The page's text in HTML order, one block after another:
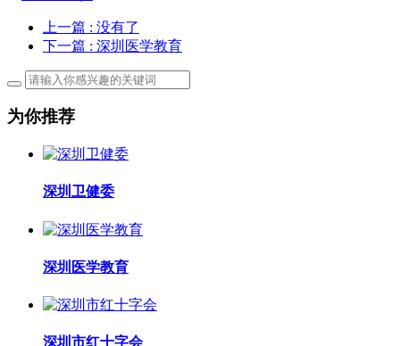
上一篇 : 没有了
下一篇 : 深圳医学教育
为你推荐
深圳卫健委
深圳医学教育
深圳市红十字会